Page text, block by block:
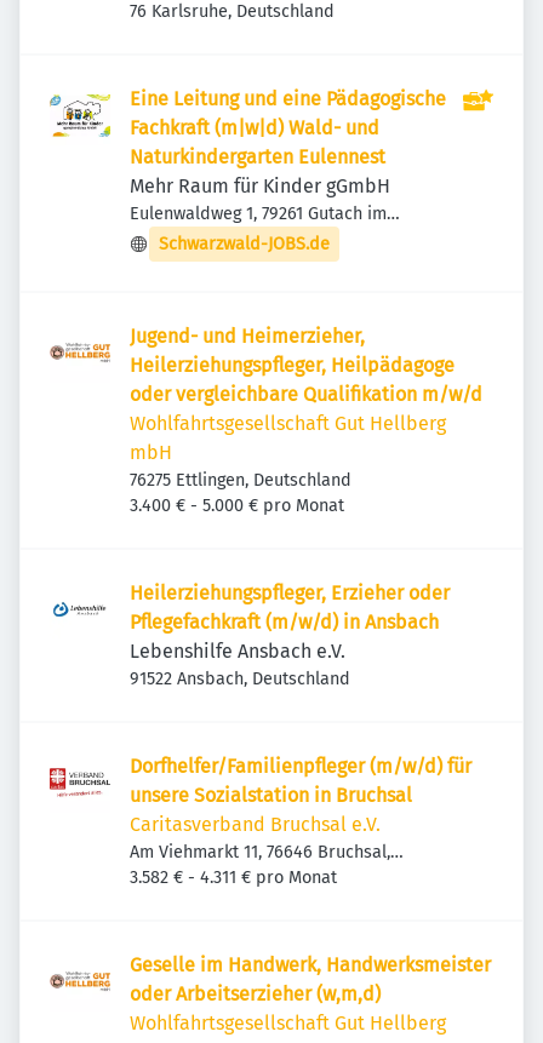
76 Karlsruhe, Deutschland
Eine Leitung und eine Pädagogische
Fachkraft (m|w|d) Wald- und
Naturkindergarten Eulennest
Mehr Raum für Kinder gGmbH
Eulenwaldweg 1, 79261 Gutach im
Breisgau, Deutschland
Schwarzwald-JOBS.de
Jugend- und Heimerzieher,
Heilerziehungspfleger, Heilpädagoge
oder vergleichbare Qualifikation m/w/d
Wohlfahrtsgesellschaft Gut Hellberg
mbH
76275 Ettlingen, Deutschland
3.400 € - 5.000 € pro Monat
Heilerziehungspfleger, Erzieher oder
Pflegefachkraft (m/w/d) in Ansbach
Lebenshilfe Ansbach e.V.
91522 Ansbach, Deutschland
Dorfhelfer/Familienpfleger (m/w/d) für
unsere Sozialstation in Bruchsal
Caritasverband Bruchsal e.V.
Am Viehmarkt 11, 76646 Bruchsal,
Deutschland
3.582 € - 4.311 € pro Monat
Geselle im Handwerk, Handwerksmeister
oder Arbeitserzieher (w,m,d)
Wohlfahrtsgesellschaft Gut Hellberg